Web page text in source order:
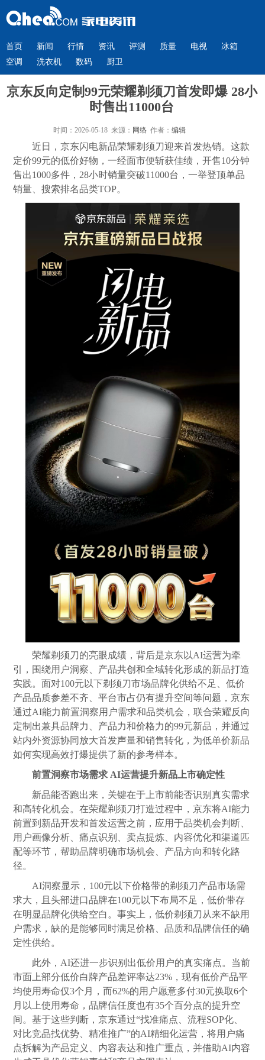
首页 新闻 行情 资讯 评测 质量 电视
冰箱
空调
洗衣机 数码 厨卫
京东反向定制99元荣耀剃须刀首发即爆 28小
时售出11000台
时间：2026-05-18 来源： 网络作者： 编辑
近日，京东闪电新品荣耀剃须刀迎来首发热销。这款
定价99元的低价好物，一经面市便斩获佳绩，开售10分钟
售出1000多件，28小时销量突破11000台，一举登顶单品
销量、搜索排名品类TOP。
荣耀剃须刀的亮眼成绩，背后是京东以AI运营为牵
引，围绕用户洞察、产品共创和全域转化形成的新品打造
实践。面对100元以下剃须刀市场品牌化供给不足、低价
产品品质参差不齐、平台市占仍有提升空间等问题，京东
通过AI能力前置洞察用户需求和品类机会，联合荣耀反向
定制出兼具品牌力、产品力和价格力的99元新品，并通过
站内外资源协同放大首发声量和销售转化，为低单价新品
如何实现高效打爆提供了新的参考样本。
前置洞察市场需求 AI运营提升新品上市确定性
新品能否跑出来，关键在于上市前能否识别真实需求
和高转化机会。在荣耀剃须刀打造过程中，京东将AI能力
前置到新品开发和首发运营之前，应用于品类机会判断、
用户画像分析、痛点识别、卖点提炼、内容优化和渠道匹
配等环节，帮助品牌明确市场机会、产品方向和转化路
径。
AI洞察显示，100元以下价格带的剃须刀产品市场需
求大，且头部进口品牌在100元以下布局不足，低价带存
在明显品牌化供给空白。事实上，低价剃须刀从来不缺用
户需求，缺的是能够同时满足价格 、品质和品牌信任的确
定性供给。
此外，AI还进一步识别出低价用户的真实痛点。当前
市面上部分低价白牌产品差评率达23%，现有低价产品平
均使用寿命仅3个月，而62%的用户愿意多付30元换取6个
月以上使用寿命，品牌信任度也有35个百分点的提升空
间。基于这些判断，京东通过“找准痛点、流程SOP化、
对比竞品找优势、精准推广”的AI精细化运营，将用户痛
点拆解为产品定义、内容表达和推广重点，并借助AI内容